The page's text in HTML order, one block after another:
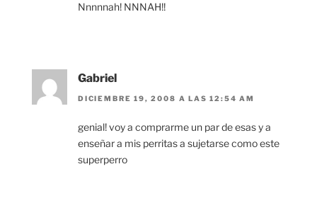
Nnnnnah! NNNAH!!
Gabriel
DICIEMBRE 19, 2008 A LAS 12:54 AM
genial! voy a comprarme un par de esas y a
enseñar a mis perritas a sujetarse como este
superperro